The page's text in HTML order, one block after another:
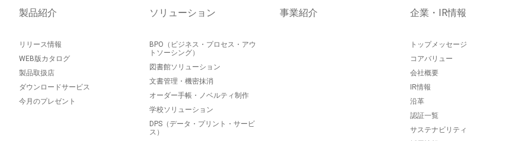
製品紹介
リリース情報
WEB版カタログ
製品取扱店
ダウンロードサービス
今月のプレゼント
ソリューション
BPO（ビジネス・プロセス・アウ
トソーシング）
図書館ソリューション
文書管理・機密抹消
オーダー手帳・ノベルティ制作
学校ソリューション
DPS（データ・プリント・サービ
ス）
事業紹介 企業・IR情報
トップメッセージ
コアバリュー
会社概要
IR情報
沿革
認証一覧
サステナビリティ